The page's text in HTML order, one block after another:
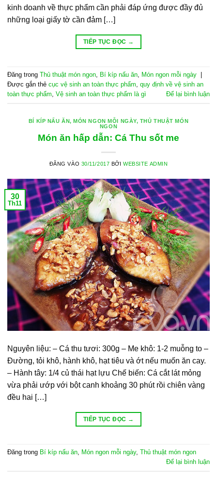
kinh doanh về thực phẩm cần phải đáp ứng được đầy đủ
những loại giấy tờ cần đảm […]
TIẾP TỤC ĐỌC →
Đăng trong Thủ thuật món ngon, Bí kíp nấu ăn, Món ngon mỗi ngày
Được gắn thẻ cục vệ sinh an toàn thực phẩm, quy định về vệ sinh an
toàn thực phẩm, Vệ sinh an toàn thực phẩm là gì Để lại bình luận
BÍ KÍP NẤU ĂN,MÓN NGON MỖI NGÀY, THỦ THUẬT MÓN
NGON
Món ăn hấp dẫn: Cá Thu sốt me
ĐĂNG VÀO 30/11/2017 BỞIWEBSITE ADMIN
30
Th11
Nguyên liệu: – Cá thu tươi: 300g – Me khô: 1-2 muỗng to –
Đường, tỏi khô, hành khô, hạt tiêu và ớt nếu muốn ăn cay.
– Hành tây: 1/4 củ thái hạt lựu Chế biến: Cá cắt lát mỏng
vừa phải ướp với bột canh khoảng 30 phút rồi chiên vàng
đều hai […]
TIẾP TỤC ĐỌC →
Đăng trong Bí kíp nấu ăn, Món ngon mỗi ngày, Thủ thuật món ngon
Để lại bình luận